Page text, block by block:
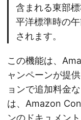
含まれる東部
平洋標準時の
されます。
この機能は、
ャンペーンが提
ョンで追加料金
は、Amazon